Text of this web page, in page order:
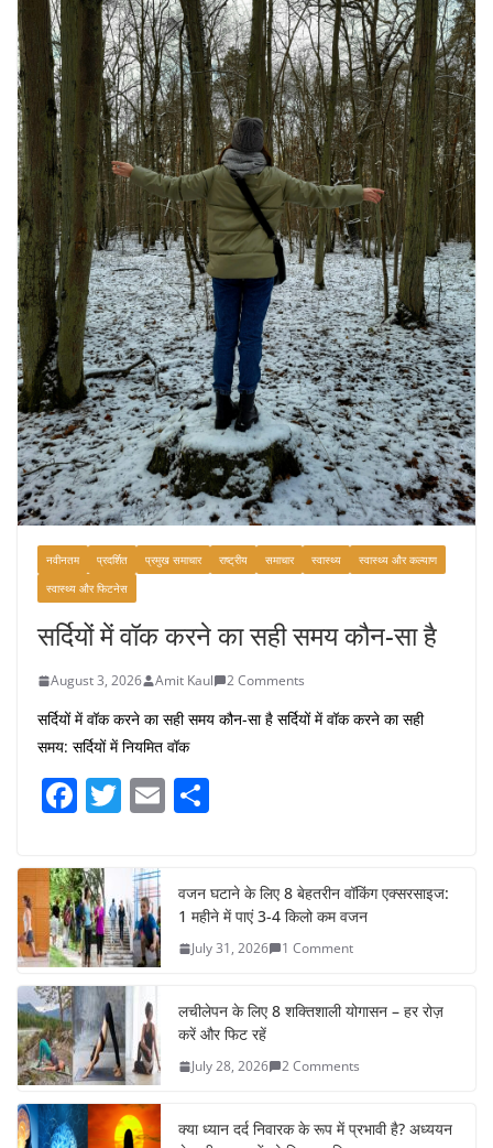
खाने के शौकीनों के लिए कश्मीर के 5 बेहतरीन
स्वादिष्ट व्यंजन
August 6, 2026 1 Comment
नवीनतम प्रदर्शित प्रमुख समाचार राष्ट्रीय समाचार स्वास्थ्य
स्वास्थ्य और कल्याण
स्वास्थ्य और फिटनेस
सर्दियों में वॉक करने का सही समय कौन-सा है
August 3, 2026 Amit Kaul 2 Comments
सर्दियों में वॉक करने का सही समय कौन-सा है सर्दियों में वॉक करने का सही
समय: सर्दियों में नियमित वॉक
F
c
e
b
o
o
k
T
itt
er
E
e
वजन घटाने के लिए 8 बेहतरीन वॉकिंग एक्सरसाइज:
1 महीने में पाएं 3-4 किलो कम वजन
July 31, 2026 1 Comment
लचीलेपन के लिए 8 शक्तिशाली योगासन – हर रोज़
करें और फिट रहें
July 28, 2026 2 Comments
क्या ध्यान दर्द निवारक के रूप में प्रभावी है? अध्ययन